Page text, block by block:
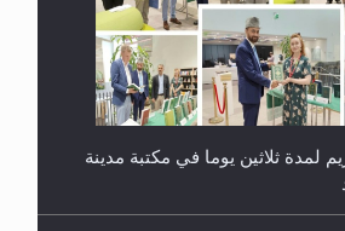
لمدة ثلاثين يوما في مكتبة مدينة